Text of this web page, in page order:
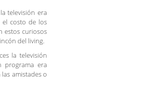
televisión era
el costo de los
estos curiosos
del living.
la televisión
programa era
amistades o